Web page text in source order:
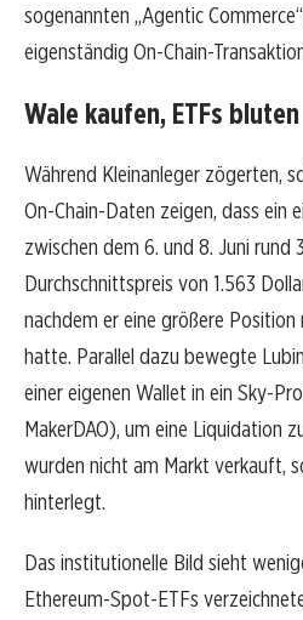
sogenannten „Agentic
eigenständig On-Chain-
Wale kaufen, ETFs bluten
Während Kleinanleger zögerten,
On-Chain-Daten zeigen, dass ein
zwischen dem 6. und 8. Juni rund
Durchschnittspreis von 1.563
nachdem er eine größere
hatte. Parallel dazu bewegte
einer eigenen Wallet in ein Sky-
MakerDAO), um eine Liquidation
wurden nicht am Markt verkauft,
hinterlegt.
Das institutionelle Bild sieht
Ethereum-Spot-ETFs